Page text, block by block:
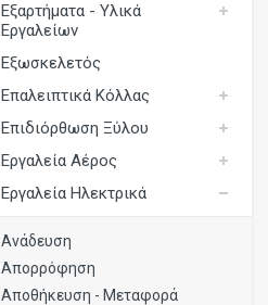
Επιδιόρθωση Ξύλου
Εργαλεία Ηλεκτρικά
Εργαλεία Μπαταρίας
Εργαλεία Χειρός
Καρφωτικά Υλικά
Μηχανές Ταπετσαρίας
Όργανα Μέτρησης
Εξαρτήματα - Υλικά
Εργαλείων
Εξωσκελετός
Επαλειπτικά Κόλλας
Επιδιόρθωση Ξύλου
Εργαλεία Αέρος
Εργαλεία Ηλεκτρικά
Ανάδευση
Απορρόφηση
Αποθήκευση - Μεταφορά